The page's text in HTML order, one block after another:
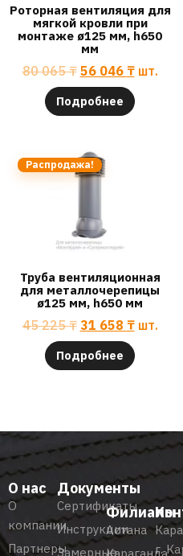
Роторная вентиляция для
мягкой кровли при
монтаже ø125 мм, h650
мм
80 065₸ 56 046 ₸ шт.
Подробнее
Распродажа!
Труба вентиляционная
для металлочерепицы
ø125 мм, h650 мм
45 225₸ 31 658 ₸ шт.
Подробнее
О нас
О
компании
Партнеры
Документы
Сертификаты
Инструкции
Замерные
Филиалы
Астана
г.